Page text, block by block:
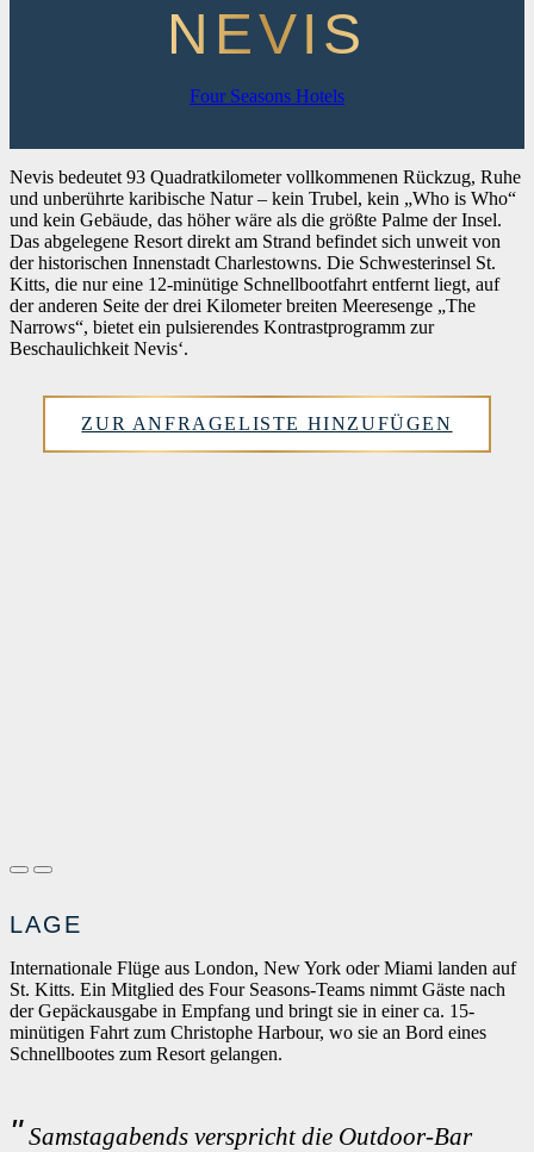
NEVIS
Four Seasons Hotels
Nevis bedeutet 93 Quadratkilometer vollkommenen Rückzug, Ruhe
und unberührte karibische Natur – kein Trubel, kein „Who is Who“
und kein Gebäude, das höher wäre als die größte Palme der Insel.
Das abgelegene Resort direkt am Strand befindet sich unweit von
der historischen Innenstadt Charlestowns. Die Schwesterinsel St.
Kitts, die nur eine 12-minütige Schnellbootfahrt entfernt liegt, auf
der anderen Seite der drei Kilometer breiten Meeresenge „The
Narrows“, bietet ein pulsierendes Kontrastprogramm zur
Beschaulichkeit Nevis‘.
ZUR ANFRAGELISTE HINZUFÜGEN
LAGE
Internationale Flüge aus London, New York oder Miami landen auf
St. Kitts. Ein Mitglied des Four Seasons-Teams nimmt Gäste nach
der Gepäckausgabe in Empfang und bringt sie in einer ca. 15-
minütigen Fahrt zum Christophe Harbour, wo sie an Bord eines
Schnellbootes zum Resort gelangen.
Samstagabends verspricht die Outdoor-Bar